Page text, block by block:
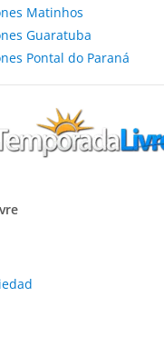
Matinhos
Guaratuba
Pontal do Paraná